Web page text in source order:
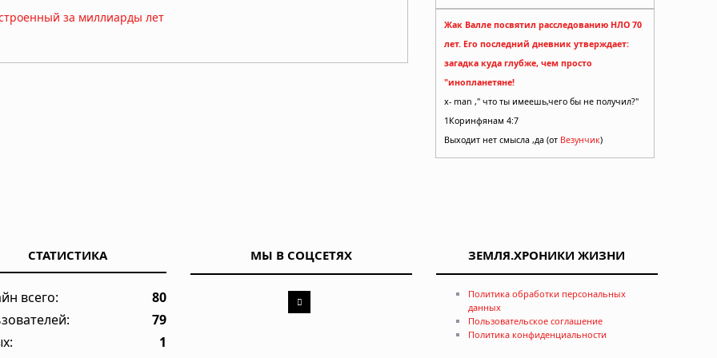
за миллиарды лет
института нашли доказательства “Что-то
В 1989 году
Жак Валле посвятил расследованию НЛО 70
лет. Его последний дневник утверждает:
загадка куда глубже, чем просто
"инопланетяне!
x- man ," что ты имеешь,чего бы не получил?"
1Коринфянам 4:7
Выходит нет смысла ,да (от Везунчик)
СТАТИСТИКА
всего:
80
79
1
МЫ В СОЦСЕТЯХ ЗЕМЛЯ.ХРОНИКИ ЖИЗНИ
Политика обработки персональных
данных
Пользовательское соглашение
Политика конфиденциальности